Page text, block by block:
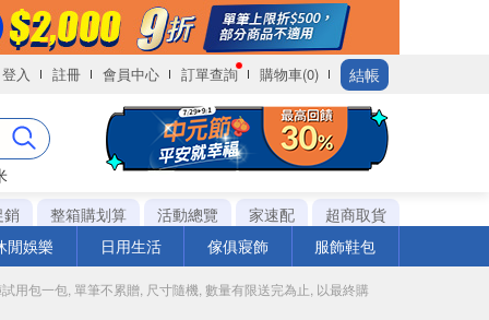
登入 註冊 會員中心 訂單查詢 購物車(0) 結帳
銷 整箱購划算 活動總覽 家速配
超商取貨
閒娛樂 日用生活 傢俱寢飾 服飾鞋包
用包一包, 單筆不累贈, 尺寸隨機, 數量有限送完為止, 以最終購